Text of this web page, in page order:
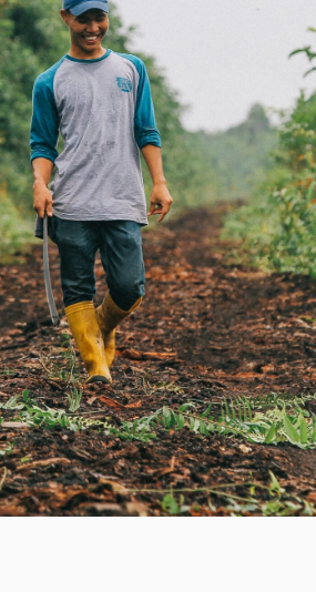
Finanzierung von
Projekt fördert die
verbliebenen
und kommerzielle
Regeneration und fördert
und